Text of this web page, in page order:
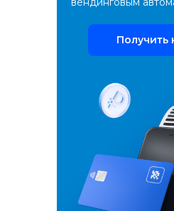
Получить
Фискальные накопители
Торговое оборудование
Тарифы на подключение
Интернет-эквайринг
Торговый эквайринг